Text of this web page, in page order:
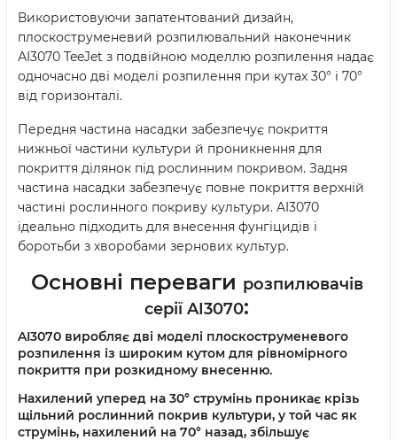
Використовуючи запатентований дизайн,
плоскоструменевий розпилювальний наконечник
АI3070 TeeJet з подвійною моделлю розпилення надає
одночасно дві моделі розпилення при кутах 30° і 70°
від горизонталі.
Передня частина насадки забезпечує покриття
нижньої частини культури й проникнення для
покриття ділянок під рослинним покривом. Задня
частина насадки забезпечує повне покриття верхній
частині рослинного покриву культури. AI3070
ідеально підходить для внесення фунгіцидів і
боротьби з хворобами зернових культур.
Основні переваги розпилювачів
серії AI3070:
AI3070 виробляє дві моделі плоскоструменевого
розпилення із широким кутом для рівномірного
покриття при розкидному внесенню.
Нахилений уперед на 30° струмінь проникає крізь
щільний рослинний покрив культури, у той час як
струмінь, нахилений на 70° назад, збільшує